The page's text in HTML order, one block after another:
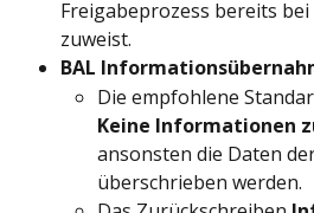
Freigabeprozess bereits
zuweist.
BAL
Die empfohlene
Keine Informationen
ansonsten die Daten
überschrieben werden.